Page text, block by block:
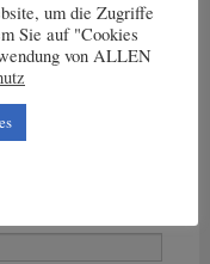
um die Zugriffe
Sie auf "Cookies
von ALLEN